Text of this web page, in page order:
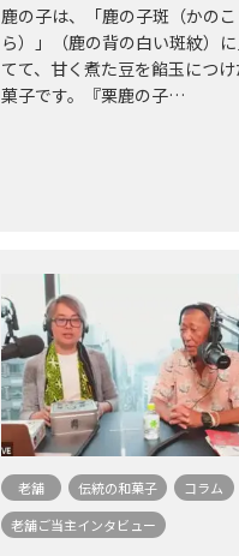
鹿の子は、「鹿の子斑（かの
ら）」（鹿の背の白い斑紋）
てて、甘く煮た豆を餡玉につ
菓子です。『栗鹿の子…
老舗 伝統の和菓子
コラム
老舗ご当主インタビュー